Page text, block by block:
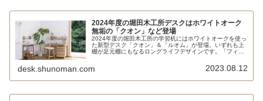
2024年度の堀田木工所デスクはホワイトオーク
無垢の「クオン」など登場
2024年度の堀田木工所の学習机にはホワイトオークを使っ
た新型デスク「クオン」＆「ルオム」が登場。いずれも上
棚が足元棚にもなるロングライフデザインです。「フィー
ダー材ユニットシェルフの「オッフェン」も素敵です。
desk.shunoman.com 2023.08.12